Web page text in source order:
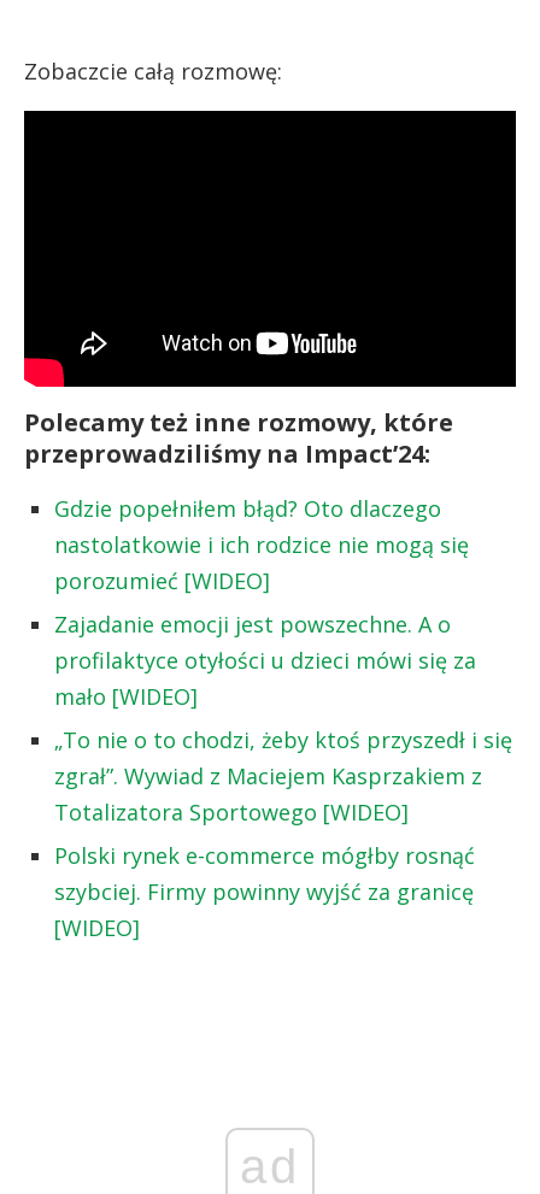
Zobaczcie całą rozmowę:
Polecamy też inne rozmowy, które
przeprowadziliśmy na Impact’24:
Gdzie popełniłem błąd? Oto dlaczego
nastolatkowie i ich rodzice nie mogą się
porozumieć [WIDEO]
Zajadanie emocji jest powszechne. A o
profilaktyce otyłości u dzieci mówi się za
mało [WIDEO]
„To nie o to chodzi, żeby ktoś przyszedł i się
zgrał”. Wywiad z Maciejem Kasprzakiem z
Totalizatora Sportowego [WIDEO]
Polski rynek e-commerce mógłby rosnąć
szybciej. Firmy powinny wyjść za granicę
[WIDEO]
ad